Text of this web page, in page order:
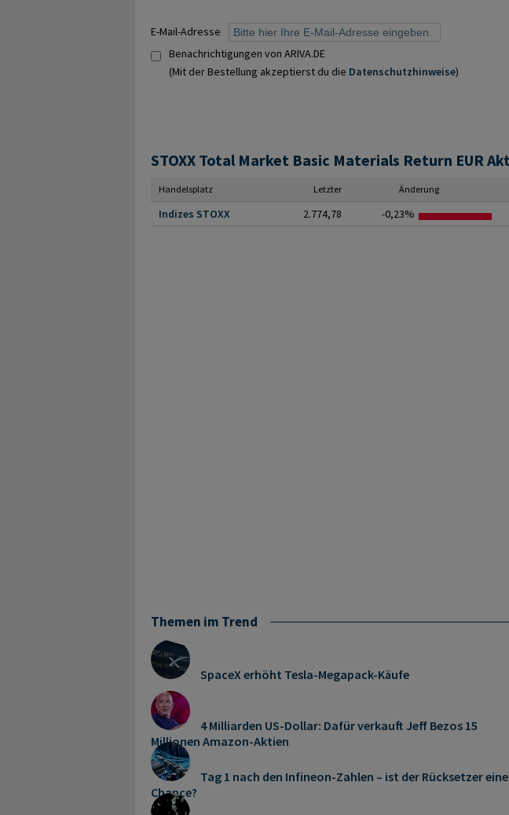
E-Mail-Adresse
Benachrichtigungen von ARIVA.DE
(Mit der Bestellung akzeptierst du die Datenschutzhinweise)
Handelsplatz Letzter Änderung
Indizes STOXX 2.774,78 -0,23%
Themen im Trend
SpaceX erhöht Tesla-Megapack-Käufe
4 Milliarden US-Dollar: Dafür verkauft Jeff Bezos 15
Millionen Amazon-Aktien
Tag 1 nach den Infineon-Zahlen – ist der Rücksetzer eine
Chance?